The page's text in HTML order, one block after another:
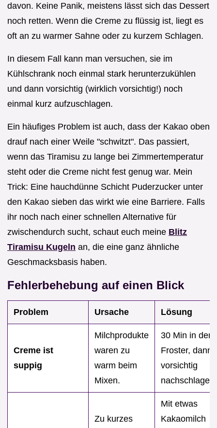
davon. Keine Panik, meistens lässt sich das Dessert
noch retten. Wenn die Creme zu flüssig ist, liegt es
oft an zu warmer Sahne oder zu kurzem Schlagen.
In diesem Fall kann man versuchen, sie im
Kühlschrank noch einmal stark herunterzukühlen
und dann vorsichtig (wirklich vorsichtig!) noch
einmal kurz aufzuschlagen.
Ein häufiges Problem ist auch, dass der Kakao oben
drauf nach einer Weile "schwitzt". Das passiert,
wenn das Tiramisu zu lange bei Zimmertemperatur
steht oder die Creme nicht fest genug war. Mein
Trick: Eine hauchdünne Schicht Puderzucker unter
den Kakao sieben das wirkt wie eine Barriere. Falls
ihr noch nach einer schnellen Alternative für
zwischendurch sucht, schaut euch meine Blitz
Tiramisu Kugeln an, die eine ganz ähnliche
Geschmacksbasis haben.
Fehlerbehebung auf einen Blick
Problem Ursache Lösung
Creme ist
suppig
Milchprodukte
waren zu
warm beim
Mixen.
30 Min in den
Froster, dann
vorsichtig
nachschlagen.
Zu kurzes
Mit etwas
Kakaomilch